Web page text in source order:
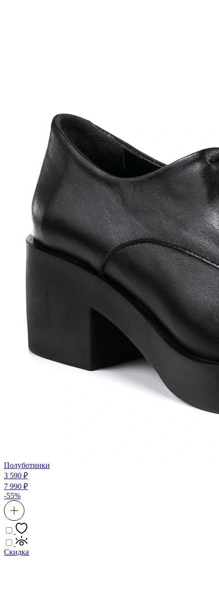
Полуботинки
3 590 ₽
7 990 ₽
-55%
Скидка